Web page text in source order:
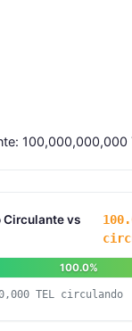
100,000,000,000
Circulante vs
100.0%
TEL circulando